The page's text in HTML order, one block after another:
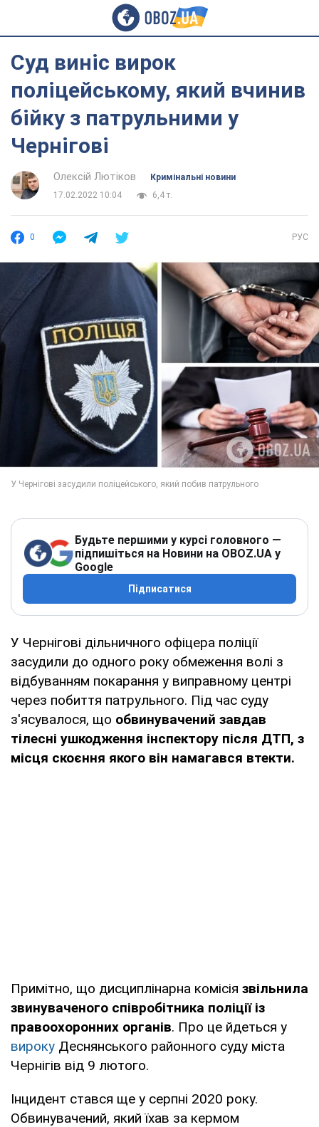
Суд виніс вирок
поліцейському, який вчинив
бійку з патрульними у
Чернігові
Олексій Лютіков
Кримінальні новини
17.02.2022 10:04
6,4 т.
0 РУС
Будьте першими у курсі головного —
підпишіться на Новини на OBOZ.UA у
Google
Підписатися
У Чернігові дільничного офіцера поліції
засудили до одного року обмеження волі з
відбуванням покарання у виправному центрі
через побиття патрульного. Під час суду
з'ясувалося, що обвинувачений завдав
тілесні ушкодження інспектору після ДТП, з
місця скоєння якого він намагався втекти.
Примітно, що дисциплінарна комісія звільнила
звинуваченого співробітника поліції із
правоохоронних органів. Про це йдеться у
вироку Деснянського районного суду міста
Чернігів від 9 лютого.
Інцидент стався ще у серпні 2020 року.
Обвинувачений, який їхав за кермом